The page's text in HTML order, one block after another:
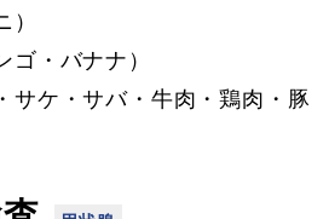
ゴ・バナナ）
サケ・サバ・牛肉・鶏肉・豚